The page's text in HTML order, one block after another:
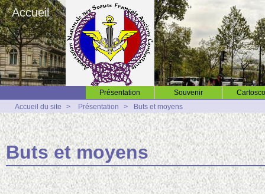
Accueil
Présentation Souvenir
Accueil du site
> Présentation > Buts et moyens
Buts et moyens